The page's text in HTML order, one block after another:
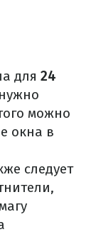
для 24
можно
окна в
следует